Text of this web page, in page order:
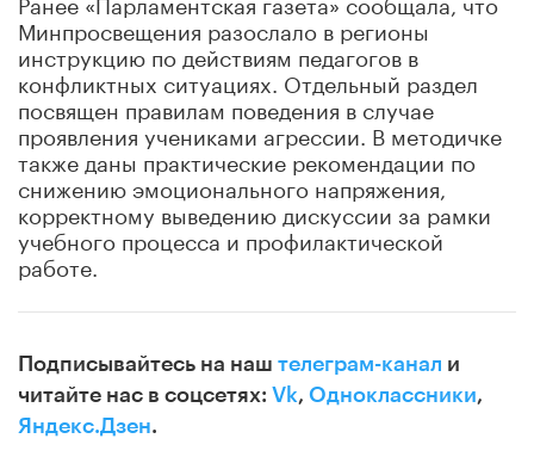
Минпросвещения разослало в регионы
инструкцию по действиям педагогов в
конфликтных ситуациях. Отдельный раздел
посвящен правилам поведения в случае
проявления учениками агрессии. В методичке
также даны практические рекомендации по
снижению эмоционального напряжения,
корректному выведению дискуссии за рамки
учебного процесса и профилактической
работе.
Подписывайтесь на наш телеграм-канал и
читайте нас в соцсетях: Vk, Одноклассники,
Яндекс.Дзен.